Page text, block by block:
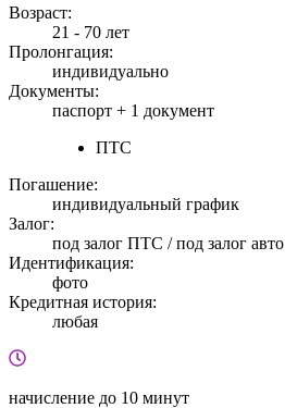
Возраст:
21 - 70 лет
Пролонгация:
индивидуально
Документы:
паспорт + 1 документ
ПТС
Погашение:
индивидуальный график
Залог:
под залог ПТС / под залог авто
Идентификация:
фото
Кредитная история:
любая
начисление до 10 минут